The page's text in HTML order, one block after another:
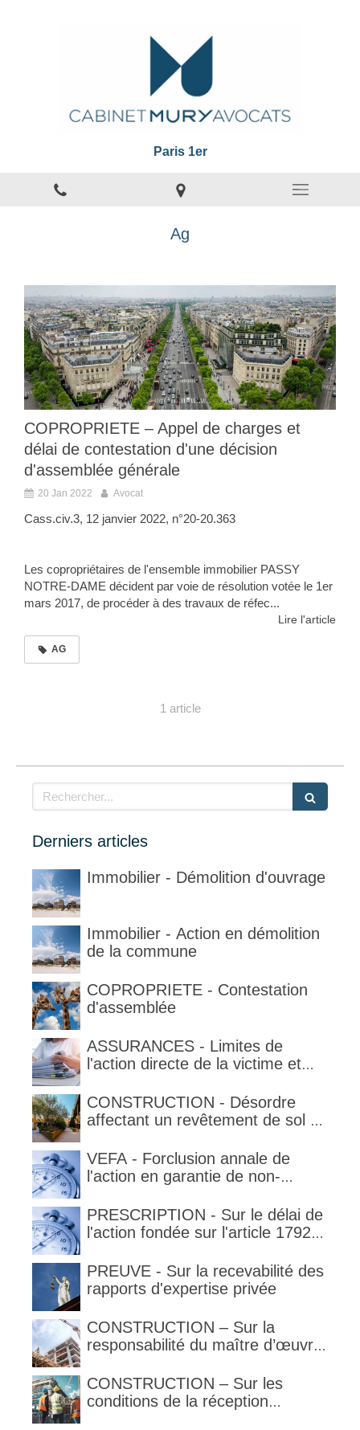
Paris 1er
Ag
COPROPRIETE – Appel de charges et
délai de contestation d'une décision
d'assemblée générale
20 Jan 2022 Avocat
Cass.civ.3, 12 janvier 2022, n°20-20.363
Les copropriétaires de l'ensemble immobilier PASSY
NOTRE-DAME décident par voie de résolution votée le 1er
mars 2017, de procéder à des travaux de réfec...
Lire l'article
AG
1 article
Rechercher
Derniers articles
Immobilier - Démolition d'ouvrage
Immobilier - Action en démolition
de la commune
COPROPRIETE - Contestation
d'assemblée
ASSURANCES - Limites de
l'action directe de la victime et
délimitant l'étendue temporelle de
la garantie en condition de la
CONSTRUCTION - Désordre
affectant un revêtement de sol et
VEFA - Forclusion annale de
l'action en garantie de non-
PRESCRIPTION - Sur le délai de
l'action fondée sur l'article 1792-
PREUVE - Sur la recevabilité des
rapports d'expertise privée
CONSTRUCTION – Sur la
responsabilité du maître d’œuvre
l’architecte supporte une
obligation de contrôle étendu
CONSTRUCTION – Sur les
conditions de la réception